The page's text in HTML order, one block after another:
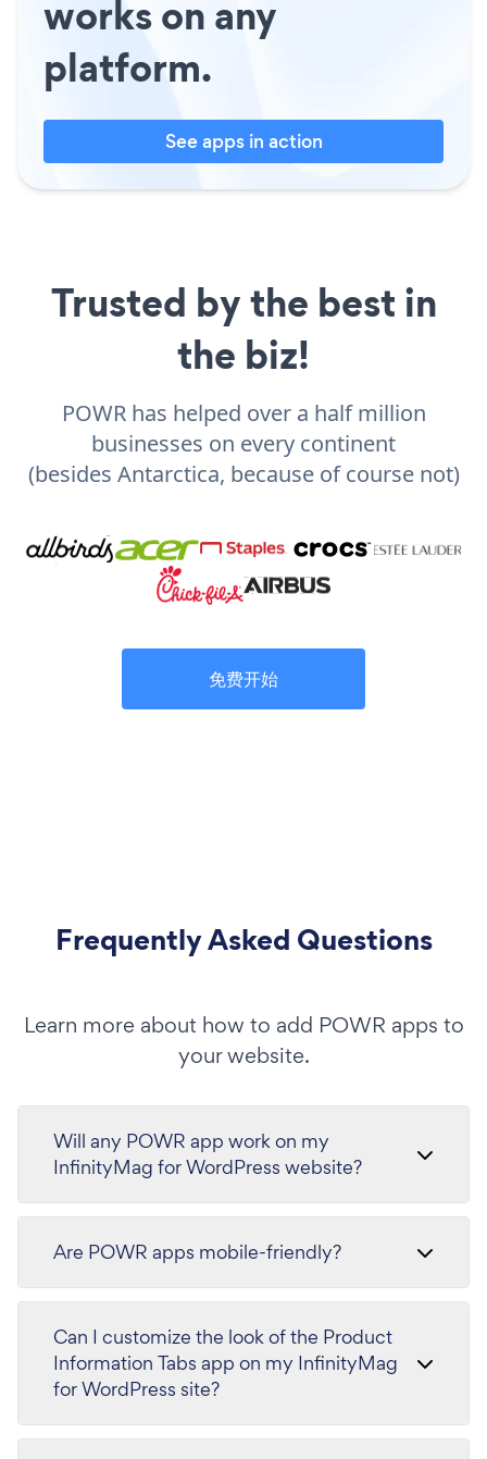
works on any
platform.
See apps in action
Trusted by the best in
the biz!
POWR has helped over a half million
businesses on every continent
(besides Antarctica, because of course not)
免费开始
Frequently Asked Questions
Learn more about how to add POWR apps to
your website.
Will any POWR app work on my
InfinityMag for WordPress website?
Are POWR apps mobile-friendly?
Can I customize the look of the Product
Information Tabs app on my InfinityMag
for WordPress site?